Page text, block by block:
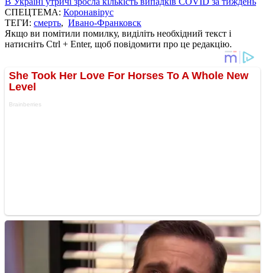
СПЕЦТЕМА: Коронавірус
ТЕГИ: смерть, Ивано-Франковск
Якщо ви помітили помилку, виділіть необхідний текст і
натисніть Ctrl + Enter, щоб повідомити про це редакцію.